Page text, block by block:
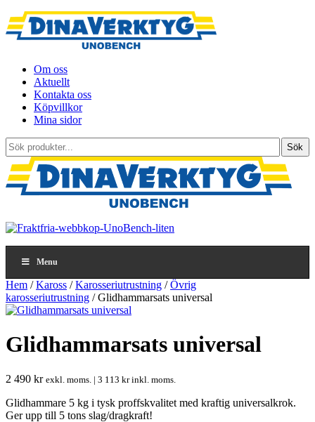
Om oss
Aktuellt
Kontakta oss
Köpvillkor
Mina sidor
Sök
produkter...
Sök
Menu
Hem /Kaross /Karosseriutrustning /Övrig
karosseriutrustning / Glidhammarsats universal
Glidhammarsats universal
2 490 kr exkl. moms. | 3 113 krinkl. moms.
Glidhammare 5 kg i tysk proffskvalitet med kraftig universalkrok.
Ger upp till 5 tons slag/dragkraft!